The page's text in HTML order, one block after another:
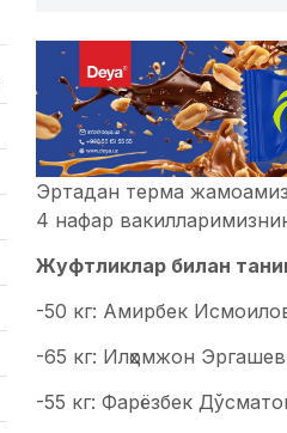
Эртадан терма
4 нафар
Жуфтликлар билан
-50 кг: Амирбек
-65 кг: Илҳомжон
-55 кг: Фарёзбек